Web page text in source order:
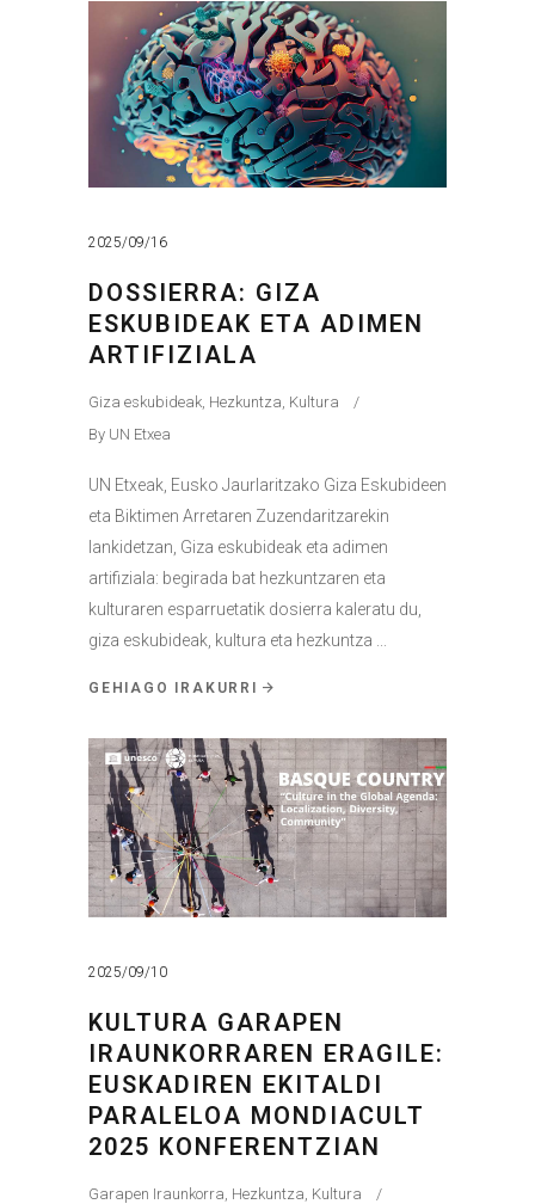
2025/09/16
DOSSIERRA: GIZA
ESKUBIDEAK ETA ADIMEN
ARTIFIZIALA
Giza eskubideak, Hezkuntza, Kultura
By UN Etxea
UN Etxeak, Eusko Jaurlaritzako Giza Eskubideen
eta Biktimen Arretaren Zuzendaritzarekin
lankidetzan, Giza eskubideak eta adimen
artifiziala: begirada bat hezkuntzaren eta
kulturaren esparruetatik dosierra kaleratu du,
giza eskubideak, kultura eta hezkuntza
GEHIAGO IRAKURRI
2025/09/10
KULTURA GARAPEN
IRAUNKORRAREN ERAGILE:
EUSKADIREN EKITALDI
PARALELOA MONDIACULT
2025 KONFERENTZIAN
Garapen Iraunkorra Hezkuntza Kultura